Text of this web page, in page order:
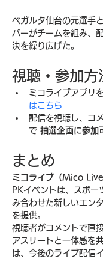
ベガルタ仙台の元選手
バーがチームを組み、
決を繰り広げた。
視聴・参加方
ミコライブアプリ
はこちら
配信を視聴し、コ
で 抽選企画に参加
まとめ
ミコライブ（Mico Live
PKイベントは、スポー
み合わせた新しいエン
を提供。
視聴者がコメントで直
アスリートと一体感を
は、今後のライブ配信